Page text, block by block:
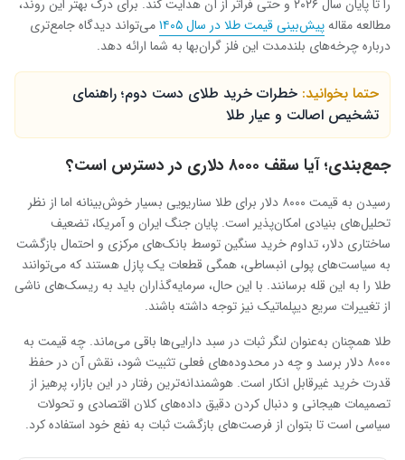
را تا پایان سال ۲۰۲۶ و حتی فراتر از آن هدایت کند. برای درک بهتر این روند،
مطالعه مقالهپیش‌بینی قیمت طلا در سال ۱۴۰۵
می‌تواند دیدگاه جامع‌تری
درباره چرخه‌های بلندمدت این فلز گران‌بها به شما ارائه دهد.
حتما بخوانید: خطرات خرید طلای دست دوم؛ راهنمای
تشخیص اصالت و عیار طلا
جمع‌بندی؛ آیا سقف ۸۰۰۰ دلاری در دسترس است؟
رسیدن به قیمت ۸۰۰۰ دلار برای طلا سناریویی بسیار خوش‌بینانه اما از نظر
تحلیل‌های بنیادی امکان‌پذیر است. پایان جنگ ایران و آمریکا، تضعیف
ساختاری دلار، تداوم خرید سنگین توسط بانک‌های مرکزی و احتمال بازگشت
به سیاست‌های پولی انبساطی، همگی قطعات یک پازل هستند که می‌توانند
طلا را به این قله برسانند. با این حال، سرمایه‌گذاران باید به ریسک‌های ناشی
از تغییرات سریع دیپلماتیک نیز توجه داشته باشند.
طلا همچنان به‌عنوان لنگر ثبات در سبد دارایی‌ها باقی می‌ماند. چه قیمت به
۸۰۰۰ دلار برسد و چه در محدوده‌های فعلی تثبیت شود، نقش آن در حفظ
قدرت خرید غیرقابل انکار است. هوشمندانه‌ترین رفتار در این بازار، پرهیز از
تصمیمات هیجانی و دنبال کردن دقیق داده‌های کلان اقتصادی و تحولات
سیاسی است تا بتوان از فرصت‌های بازگشت ثبات به نفع خود استفاده کرد.